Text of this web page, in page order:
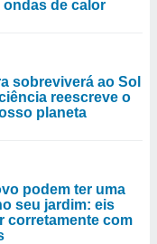
ondas de calor
sobreviverá ao Sol
reescreve o
planeta
podem ter uma
seu jardim: eis
corretamente com